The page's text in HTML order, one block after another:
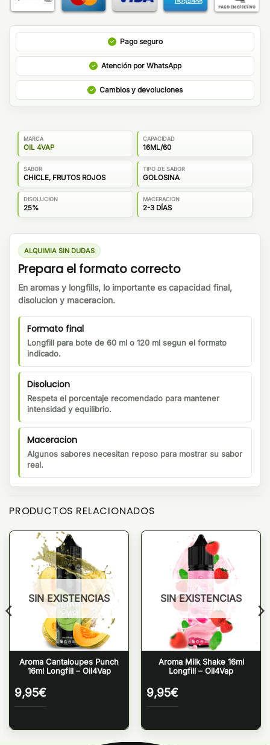
Pago seguro
Atención por WhatsApp
Cambios y devoluciones
MARCA
OIL 4VAP
CAPACIDAD
16ML/60
SABOR
CHICLE, FRUTOS ROJOS
TIPO DE SABOR
GOLOSINA
DISOLUCION
25%
MACERACION
2-3 DÍAS
ALQUIMIA SIN DUDAS
Prepara el formato correcto
En aromas y longfills, lo importante es capacidad final,
disolucion y maceracion.
Formato final
Longfill para bote de 60 ml o 120 ml segun el formato
indicado.
Disolucion
Respeta el porcentaje recomendado para mantener
intensidad y equilibrio.
Maceracion
Algunos sabores necesitan reposo para mostrar su sabor
real.
PRODUCTOS RELACIONADOS
SIN EXISTENCIAS
Aroma Cantaloupes Punch
16ml Longfill – Oil4Vap
9,95€
SIN EXISTENCIAS
Aroma Milk Shake 16ml
Longfill – Oil4Vap
9,95€